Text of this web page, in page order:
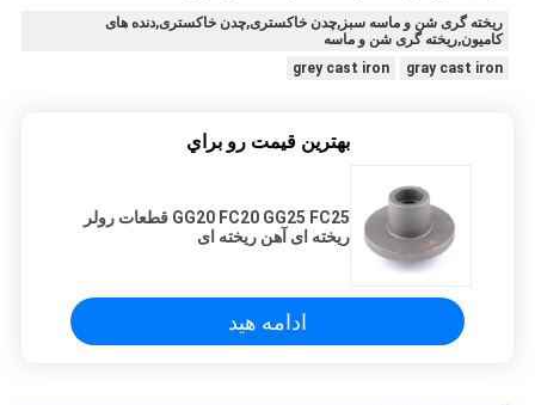
ریخته گری شن و ماسه سبز,چدن خاکستری,چدن خاکستری,دنده های
کامیون,ریخته گری شن و ماسه
gray cast iron
grey cast iron
بهترين قيمت رو براي
GG20 FC20 GG25 FC25 قطعات رولر
ریخته ای آهن ریخته ای
ادامه هید